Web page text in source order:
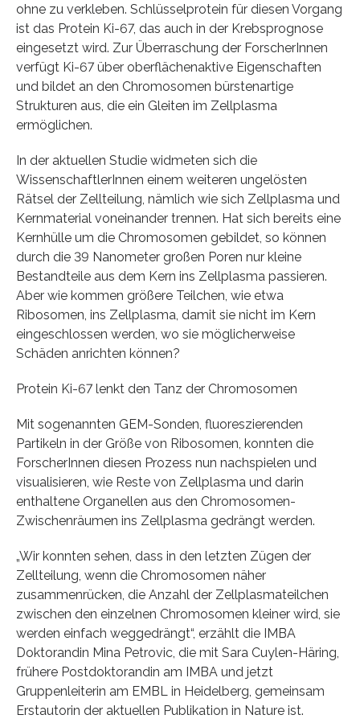
ohne zu verkleben. Schlüsselprotein für diesen Vorgang
ist das Protein Ki-67, das auch in der Krebsprognose
eingesetzt wird. Zur Überraschung der ForscherInnen
verfügt Ki-67 über oberflächenaktive Eigenschaften
und bildet an den Chromosomen bürstenartige
Strukturen aus, die ein Gleiten im Zellplasma
ermöglichen.
In der aktuellen Studie widmeten sich die
WissenschaftlerInnen einem weiteren ungelösten
Rätsel der Zellteilung, nämlich wie sich Zellplasma und
Kernmaterial voneinander trennen. Hat sich bereits eine
Kernhülle um die Chromosomen gebildet, so können
durch die 39 Nanometer großen Poren nur kleine
Bestandteile aus dem Kern ins Zellplasma passieren.
Aber wie kommen größere Teilchen, wie etwa
Ribosomen, ins Zellplasma, damit sie nicht im Kern
eingeschlossen werden, wo sie möglicherweise
Schäden anrichten können?
Protein Ki-67 lenkt den Tanz der Chromosomen
Mit sogenannten GEM-Sonden, fluoreszierenden
Partikeln in der Größe von Ribosomen, konnten die
ForscherInnen diesen Prozess nun nachspielen und
visualisieren, wie Reste von Zellplasma und darin
enthaltene Organellen aus den Chromosomen-
Zwischenräumen ins Zellplasma gedrängt werden.
„Wir konnten sehen, dass in den letzten Zügen der
Zellteilung, wenn die Chromosomen näher
zusammenrücken, die Anzahl der Zellplasmateilchen
zwischen den einzelnen Chromosomen kleiner wird, sie
werden einfach weggedrängt“, erzählt die IMBA
Doktorandin Mina Petrovic, die mit Sara Cuylen-Häring,
frühere Postdoktorandin am IMBA und jetzt
Gruppenleiterin am EMBL in Heidelberg, gemeinsam
Erstautorin der aktuellen Publikation in Nature ist.